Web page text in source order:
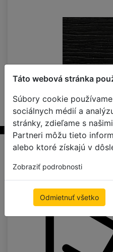
Táto webová stránka
Súbory cookie
sociálnych médií a
stránky, zdieľame s
Partneri môžu tieto
alebo ktoré získajú v
Zobraziť podrobnosti
Odmietnuť všetko
noche